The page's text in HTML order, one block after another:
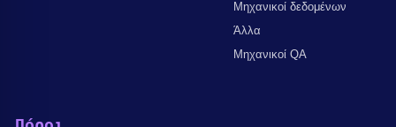
Μηχανικοί δεδομένων
Άλλα
Μηχανικοί QA